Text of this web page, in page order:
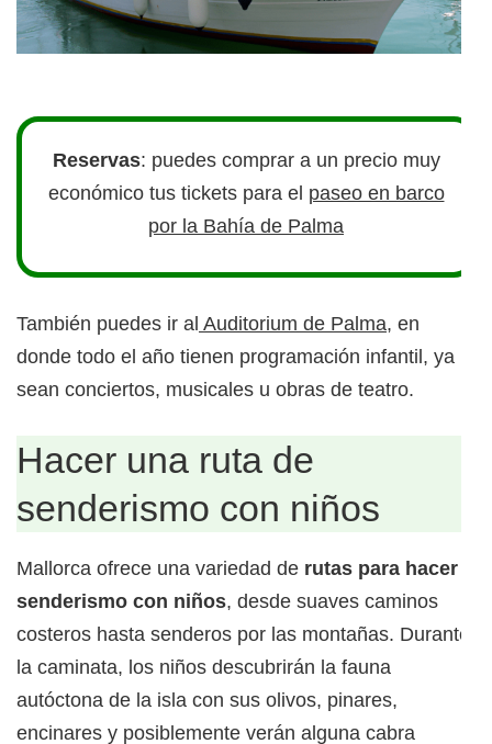
Reservas: puedes comprar a un precio muy
económico tus tickets para el paseo en barco
por la Bahía de Palma
También puedes ir al Auditorium de Palma, en
donde todo el año tienen programación infantil, ya
sean conciertos, musicales u obras de teatro.
Hacer una ruta de
senderismo con niños
Mallorca ofrece una variedad de rutas para hacer
senderismo con niños, desde suaves caminos
costeros hasta senderos por las montañas. Durante
la caminata, los niños descubrirán la fauna
autóctona de la isla con sus olivos, pinares,
encinares y posiblemente verán alguna cabra